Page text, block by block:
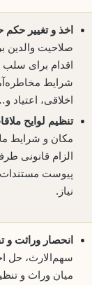
اخذ و تغییر
صلاحیت والدین
اقدام برای
شرایط
اخلاقی، اعتیاد
تنظیم لوایح
مکان و شرایط
الزام قانونی
پیوست
نیاز.
انحصار وراثت و
سهم‌الارث، حل
میان وراث و